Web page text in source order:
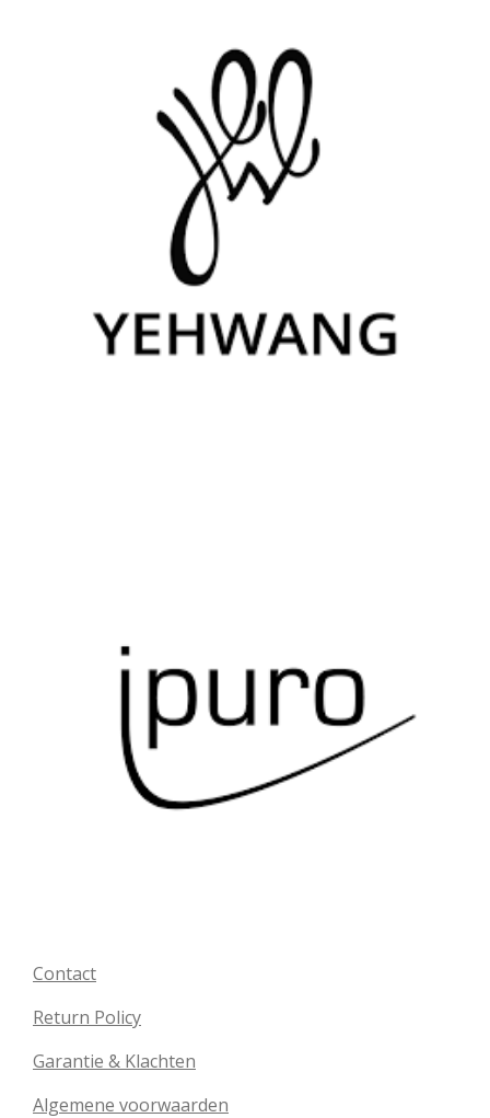
Contact
Return Policy
Garantie & Klachten
Algemene voorwaarden